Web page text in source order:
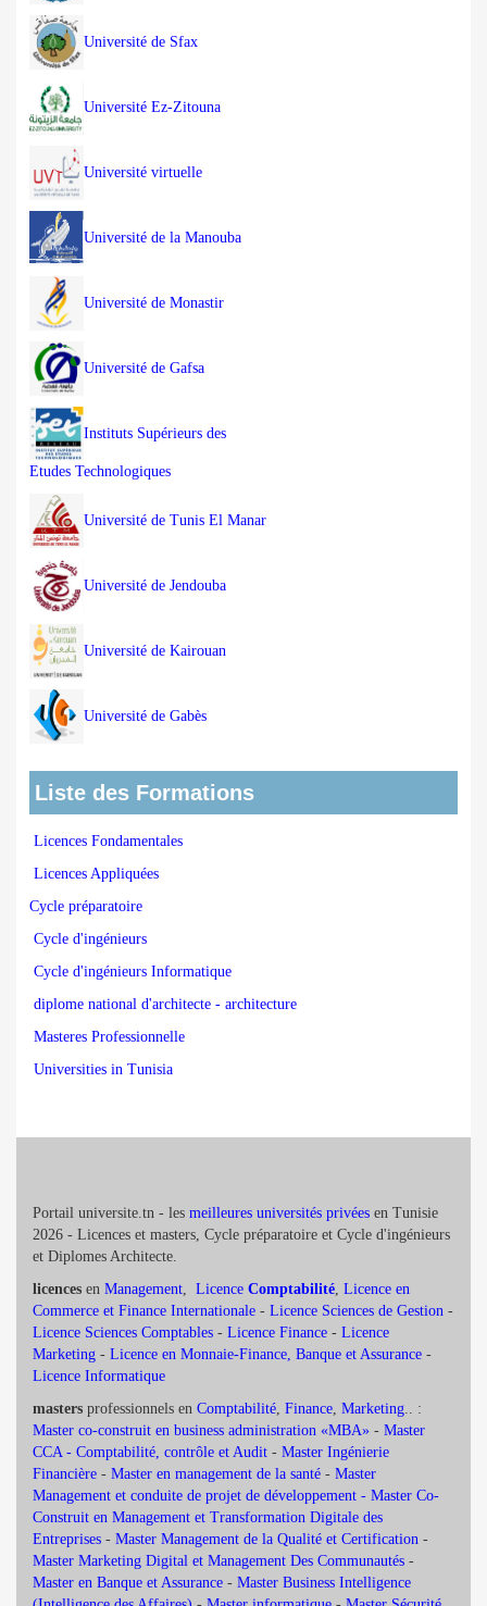
Université de Sfax
Université Ez-Zitouna
Université virtuelle
Université de la Manouba
Université de Monastir
Université de Gafsa
Instituts Supérieurs des
Etudes Technologiques
Université de Tunis El Manar
Université de Jendouba
Université de Kairouan
Université de Gabès
Liste des Formations
Licences Fondamentales
Licences Appliquées
Cycle préparatoire
Cycle d'ingénieurs
Cycle d'ingénieurs Informatique
diplome national d'architecte - architecture
Masteres Professionnelle
Universities in Tunisia
Portail universite.tn - les meilleures universités privées en Tunisie
2026 - Licences et masters, Cycle préparatoire et Cycle d'ingénieurs
et Diplomes Architecte.
licences en Management, Licence Comptabilité, Licence en
Commerce et Finance Internationale - Licence Sciences de Gestion -
Licence Sciences Comptables - Licence Finance - Licence
Marketing - Licence en Monnaie-Finance, Banque et Assurance -
Licence Informatique
masters professionnels en Comptabilité, Finance, Marketing.. :
Master co-construit en business administration «MBA» - Master
CCA - Comptabilité, contrôle et Audit - Master Ingénierie
Financière - Master en management de la santé - Master
Management et conduite de projet de développement - Master Co-
Construit en Management et Transformation Digitale des
Entreprises - Master Management de la Qualité et Certification -
Master Marketing Digital et Management Des Communautés -
Master en Banque et Assurance - Master Business Intelligence